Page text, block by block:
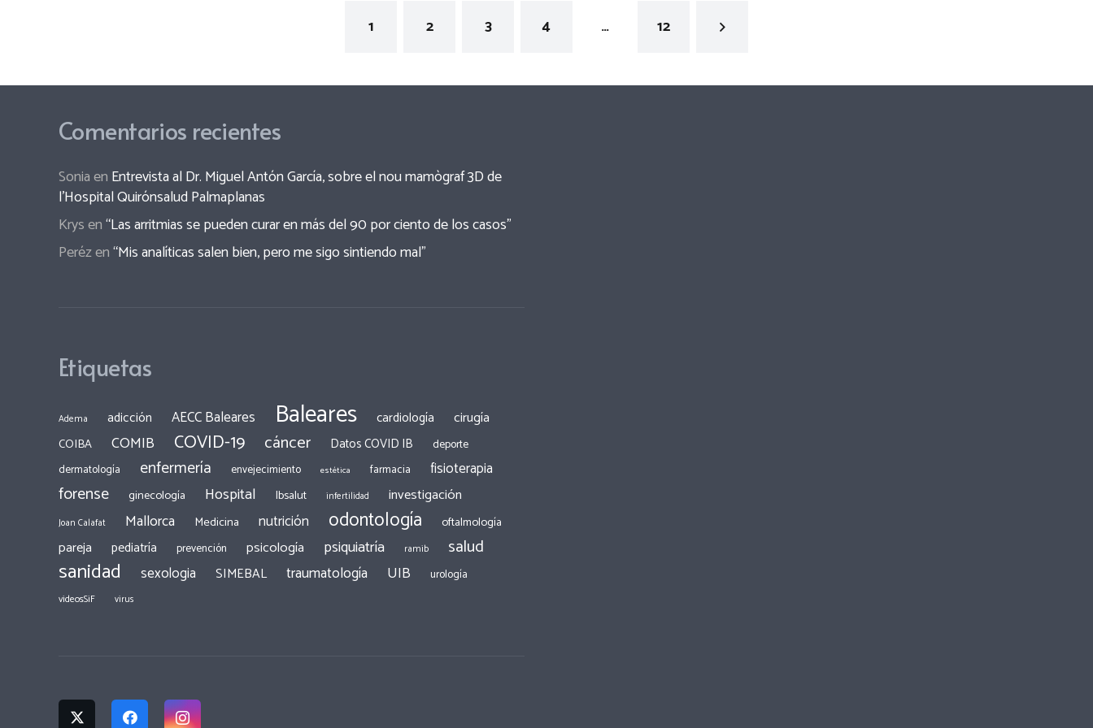
1 2 3 4 … 12
Comentarios recientes
Soniaen Entrevista al Dr. Miguel Antón García, sobre el nou mamògraf 3D de
l’Hospital Quirónsalud Palmaplanas
Krysen“Las arritmias se pueden curar en más del 90 por ciento de los casos”
Perézen“Mis analíticas salen bien, pero me sigo sintiendo mal”
Etiquetas
Adema adicción AECC Baleares Baleares cardiología cirugía
COIBA COMIB COVID-19 cáncer Datos COVID IB
deporte
dermatología
enfermería envejecimiento estética farmacia fisioterapia
forense ginecología Hospital Ibsalut infertilidad investigación
Joan Calafat Mallorca Medicina nutrición odontología oftalmología
pareja pediatría prevención psicología psiquiatría ramib salud
sanidad sexologia SIMEBAL traumatología UIB urología
videosSiF virus